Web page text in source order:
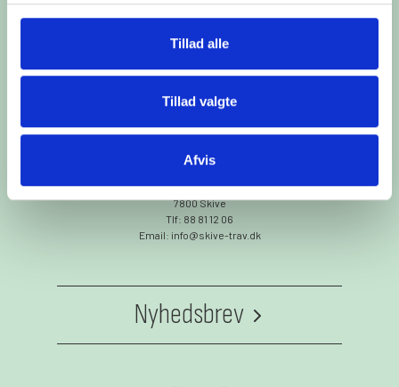
Tillad alle
Tillad valgte
Afvis
Flyvej 2
7800 Skive
Tlf: 88 81 12 06
Email: info@skive-trav.dk
Nyhedsbrev